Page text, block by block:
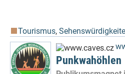
Tourismus,
Punkwahöhlen